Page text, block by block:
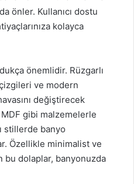
önler. Kullanıcı dostu
kolayca
önemlidir. Rüzgarlı
ve modern
değiştirecek
gibi malzemelerle
stillerde banyo
Özellikle minimalist ve
bu dolaplar, banyonuzda